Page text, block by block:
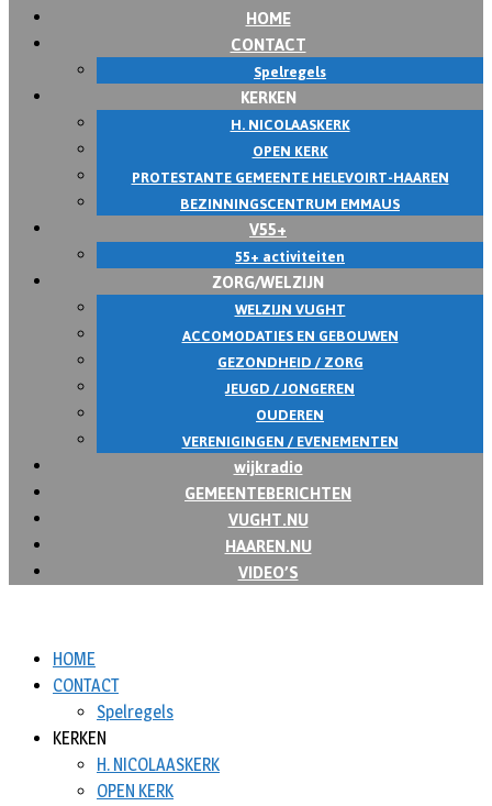
HOME
CONTACT
Spelregels
KERKEN
H. NICOLAASKERK
OPEN KERK
PROTESTANTE GEMEENTE HELEVOIRT-HAAREN
BEZINNINGSCENTRUM EMMAUS
V55+
55+ activiteiten
ZORG/WELZIJN
WELZIJN VUGHT
ACCOMODATIES EN GEBOUWEN
GEZONDHEID / ZORG
JEUGD / JONGEREN
OUDEREN
VERENIGINGEN / EVENEMENTEN
wijkradio
GEMEENTEBERICHTEN
VUGHT.NU
HAAREN.NU
VIDEO’S
HOME
CONTACT
Spelregels
KERKEN
H. NICOLAASKERK
OPEN KERK